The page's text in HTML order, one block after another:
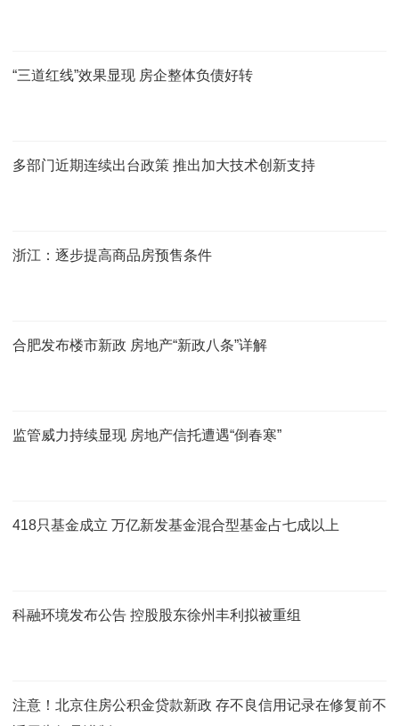
“三道红线”效果显现 房企整体负债好转
多部门近期连续出台政策 推出加大技术创新支持
浙江：逐步提高商品房预售条件
合肥发布楼市新政 房地产“新政八条”详解
监管威力持续显现 房地产信托遭遇“倒春寒”
418只基金成立 万亿新发基金混合型基金占七成以上
科融环境发布公告 控股股东徐州丰利拟被重组
注意！北京住房公积金贷款新政 存不良信用记录在修复前不